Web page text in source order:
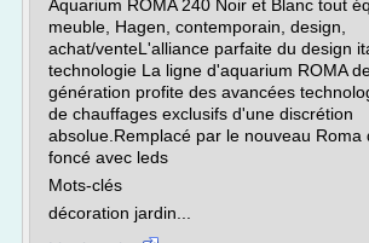
Aquarium ROMA 240 Noir et Blanc tout
meuble, Hagen, contemporain, design,
achat/venteL'alliance parfaite du design
technologie La ligne d'aquarium ROMA
génération profite des avancées
de chauffages exclusifs d'une discrétion
absolue.Remplacé par le nouveau Roma
foncé avec leds
Mots-clés
décoration jardin...